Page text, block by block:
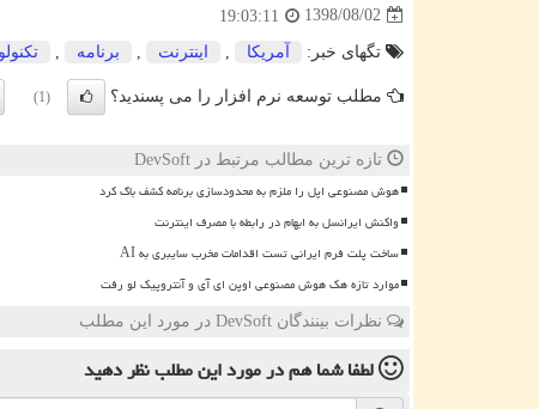
1398/08/02
19:03:11
تگهای خبر: آمریكا اینترنت برنامه
مطلب توسعه نرم افزار را می پسندید؟ (1)
تازه ترین مطالب مرتبط در DevSoft
هوش مصنوعی اپل را ملزم به محدودسازی برنامه کشف باگ کرد
واکنش ایرانسل به ابهام در رابطه با مصرف اینترنت
ساخت پلت فرم ایرانی تست اقدامات مخرب سایبری به AI
موارد تازه هک هوش مصنوعی اوپن ای آی و آنتروپیک لو رفت
نظرات بینندگان DevSoft در مورد این مطلب
لطفا شما همدر مورد این مطلبنظر دهید